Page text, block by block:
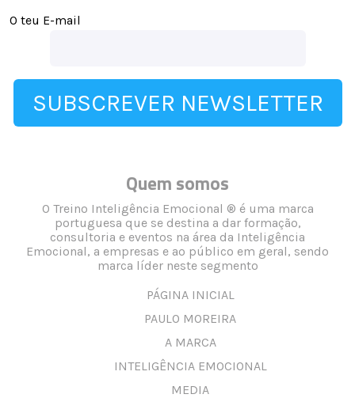
O teu E-mail
SUBSCREVER NEWSLETTER
Quem somos
O Treino Inteligência Emocional ® é uma marca
portuguesa que se destina a dar formação,
consultoria e eventos na área da Inteligência
Emocional, a empresas e ao público em geral, sendo
marca líder neste segmento
PÁGINA INICIAL
PAULO MOREIRA
A MARCA
INTELIGÊNCIA EMOCIONAL
MEDIA